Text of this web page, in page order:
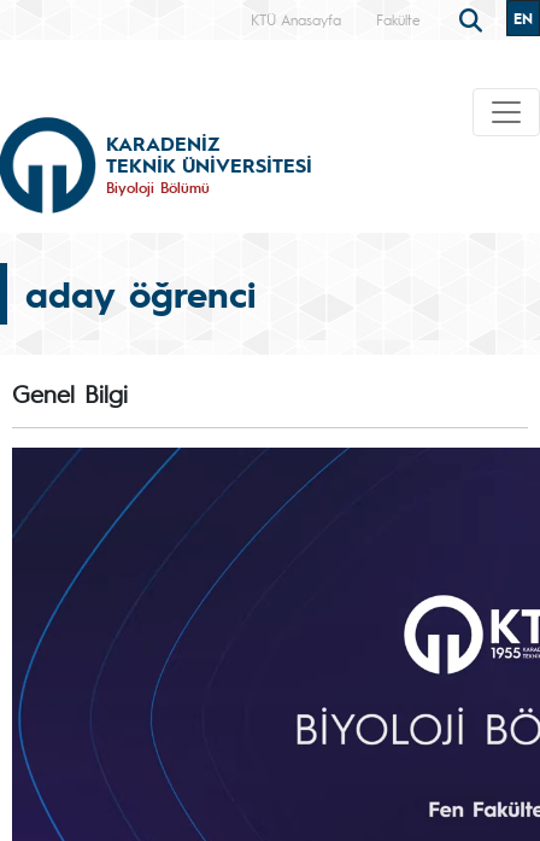
KTÜ Anasayfa Fakülte EN
KARADENİZ
TEKNİK ÜNİVERSİTESİ
Biyoloji Bölümü
aday öğrenci
Genel Bilgi